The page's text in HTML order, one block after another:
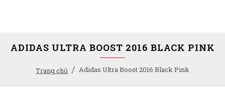
Trang chủ Adidas Ultra Boost 2016 Black Pink
ADIDAS ULTRA BOOST 2016 BLACK PINK